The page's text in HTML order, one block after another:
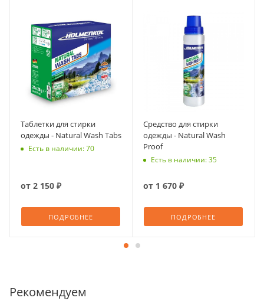
Таблетки для стирки
одежды - Natural Wash Tabs
Есть в наличии: 70
от 2 150 ₽
ПОДРОБНЕЕ
Средство для стирки
одежды - Natural Wash
Proof
Есть в наличии: 35
от 1 670 ₽
ПОДРОБНЕЕ
Рекомендуем